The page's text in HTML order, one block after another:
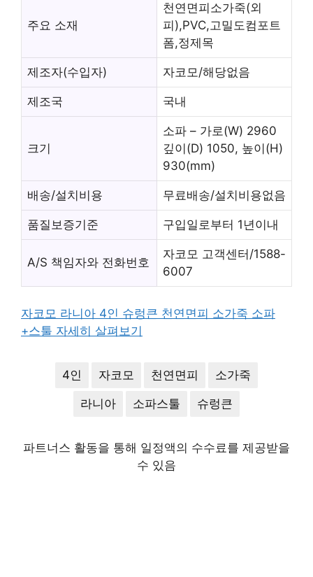
주요 소재
천연면피소가죽(외
피),PVC,고밀도컴포트
폼,정제목
제조자(수입자) 자코모/해당없음
제조국 국내
크기
소파 – 가로(W) 2960
깊이(D) 1050, 높이(H)
930(mm)
배송/설치비용 무료배송/설치비용없음
품질보증기준 구입일로부터 1년이내
A/S 책임자와 전화번호
자코모 고객센터/1588-
6007
자코모 라니아 4인 슈렁큰 천연면피 소가죽 소파
+스툴 자세히 살펴보기
4인 자코모 천연면피 소가죽
라니아 소파스툴 슈렁큰